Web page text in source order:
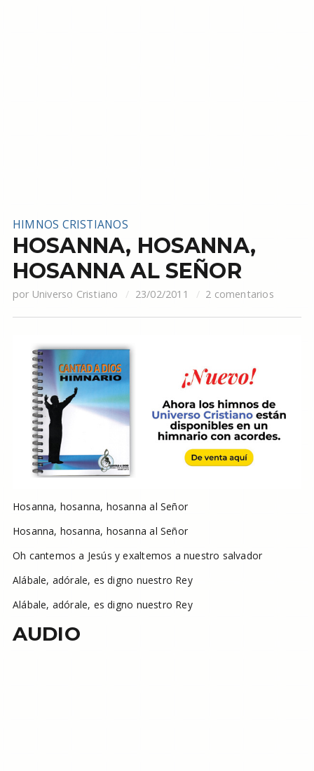
HIMNOS CRISTIANOS
HOSANNA, HOSANNA,
HOSANNA AL SEÑOR
por Universo Cristiano 23/02/2011 2 comentarios
Hosanna, hosanna, hosanna al Señor
Hosanna, hosanna, hosanna al Señor
Oh cantemos a Jesús y exaltemos a nuestro salvador
Alábale, adórale, es digno nuestro Rey
Alábale, adórale, es digno nuestro Rey
AUDIO